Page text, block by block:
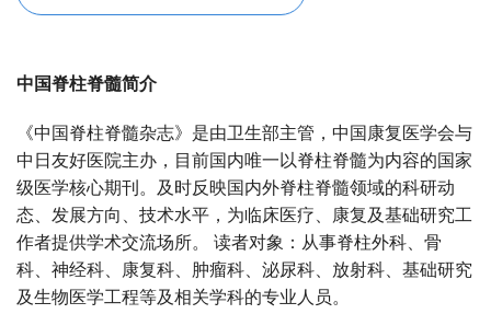
中国脊柱脊髓简介
《中国脊柱脊髓杂志》是由卫生部主管，中国康复医学会与
中日友好医院主办，目前国内唯一以脊柱脊髓为内容的国家
级医学核心期刊。及时反映国内外脊柱脊髓领域的科研动
态、发展方向、技术水平，为临床医疗、康复及基础研究工
作者提供学术交流场所。 读者对象：从事脊柱外科、骨
科、神经科、康复科、肿瘤科、泌尿科、放射科、基础研究
及生物医学工程等及相关学科的专业人员。